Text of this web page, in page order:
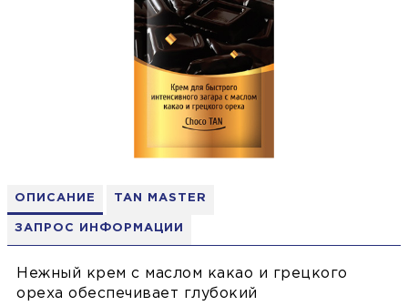
ОПИСАНИЕ TAN MASTER
ЗАПРОС ИНФОРМАЦИИ
Нежный крем с маслом какао и грецкого
ореха обеспечивает глубокий